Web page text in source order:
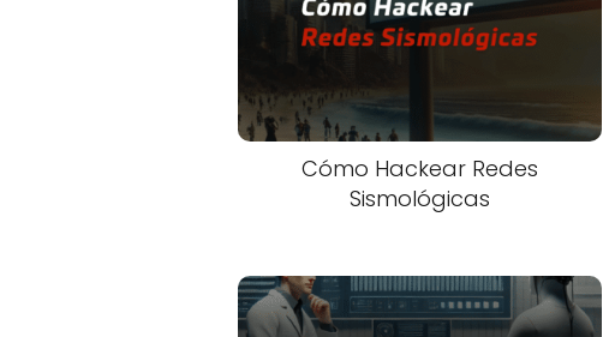
Cómo Hackear Redes
Sismológicas